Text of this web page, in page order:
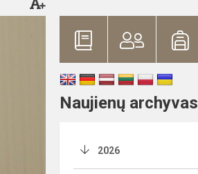
Naujienų archyvas
2026